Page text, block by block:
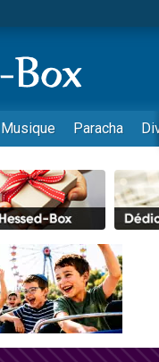
6 enfants, victime de
Pour les Enfants
Musique Paracha